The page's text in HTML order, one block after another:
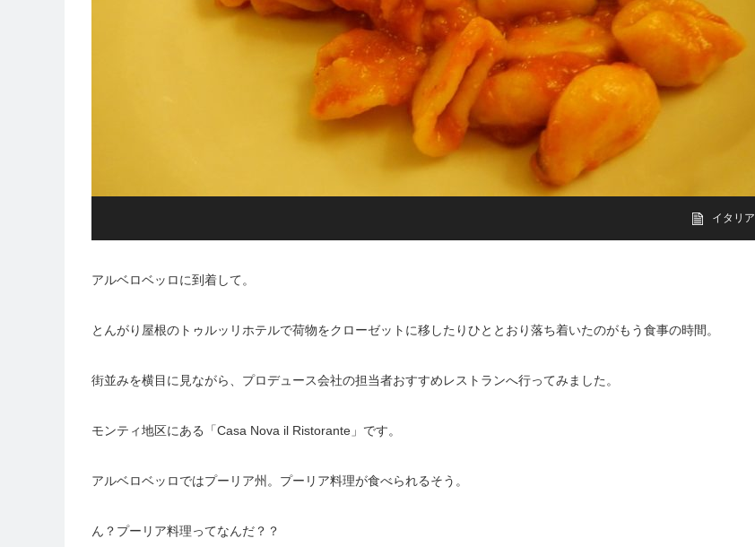
イタリア
アルベロベッロに到着して。
とんがり屋根のトゥルッリホテルで荷物をクローゼットに移したりひととおり落ち着いたのがもう食事の時間。
街並みを横目に見ながら、プロデュース会社の担当者おすすめレストランへ行ってみました。
モンティ地区にある「Casa Nova il Ristorante」です。
アルベロベッロではプーリア州。プーリア料理が食べられるそう。
ん？プーリア料理ってなんだ？？